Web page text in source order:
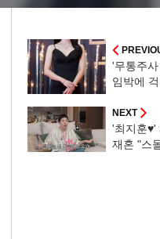
'무통주
임박에
NEXT
'최지훈♥'
재혼 "스